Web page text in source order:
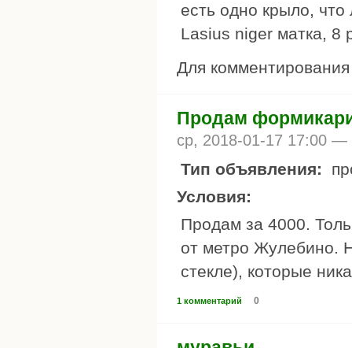
есть одно крыло,
Lasius niger матка, 8
Для
Продам
ср, 2018-01-17 17:00 —
Тип объявления:
Условия:
Продам за 4000.
от метро Жулебино.
стекле), которые
1 комментарий 0